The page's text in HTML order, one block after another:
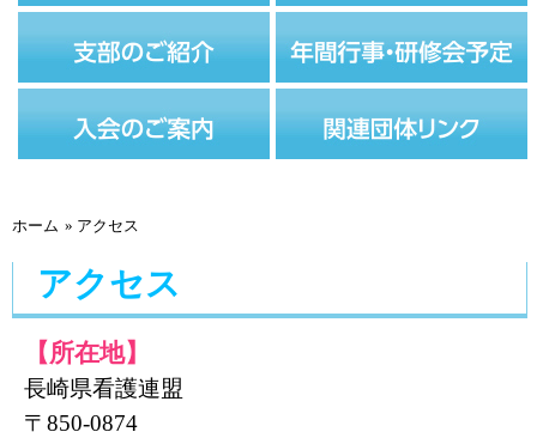
ホーム » アクセス
アクセス
【所在地】
長崎県看護連盟
〒850-0874